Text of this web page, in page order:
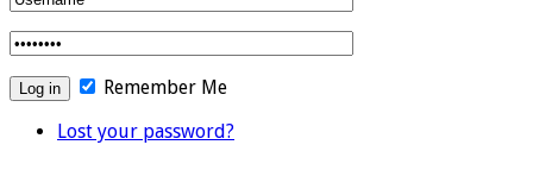
Remember Me
Lost your password?